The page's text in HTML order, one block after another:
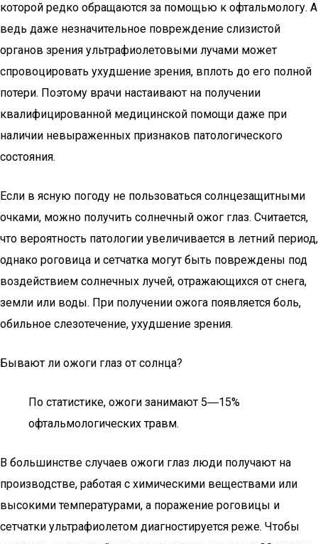
которой редко обращаются за помощью к офтальмологу. А
ведь даже незначительное повреждение слизистой
органов зрения ультрафиолетовыми лучами может
спровоцировать ухудшение зрения, вплоть до его полной
потери. Поэтому врачи настаивают на получении
квалифицированной медицинской помощи даже при
наличии невыраженных признаков патологического
состояния.
Если в ясную погоду не пользоваться солнцезащитными
очками, можно получить солнечный ожог глаз. Считается,
что вероятность патологии увеличивается в летний период,
однако роговица и сетчатка могут быть повреждены под
воздействием солнечных лучей, отражающихся от снега,
земли или воды. При получении ожога появляется боль,
обильное слезотечение, ухудшение зрения.
Бывают ли ожоги глаз от солнца?
По статистике, ожоги занимают 5―15%
офтальмологических травм.
В большинстве случаев ожоги глаз люди получают на
производстве, работая с химическими веществами или
высокими температурами, а поражение роговицы и
сетчатки ультрафиолетом диагностируется реже. Чтобы